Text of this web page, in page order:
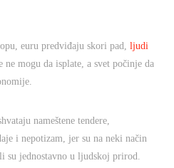
euru predviđaju skori pad, ljudi
mogu da isplate, a svet počinje da
nameštene tendere,
i nepotizam, jer su na neki način
su jednostavno u ljudskoj prirod.